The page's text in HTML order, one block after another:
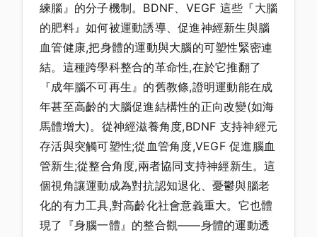
練腦』的分子機制。BDNF、VEGF 這些『大腦
的肥料』如何被運動誘導、促進神經新生與腦
血管健康,把身體的運動與大腦的可塑性緊密連
結。這種跨學科整合的革命性,在於它推翻了
『成年腦不可再生』的舊教條,證明運動能在成
年甚至高齡的大腦促進結構性的正向改變(如海
馬體增大)。從神經滋養角度,BDNF 支持神經元
存活與突觸可塑性;從血管角度,VEGF 促進腦血
管新生;從整合角度,兩者協同支持神經新生。這
個視角讓運動成為對抗認知退化、憂鬱與腦老
化的有力工具,對高齡化社會意義重大。它也體
現了『身腦一體』的整合觀——身體的運動透